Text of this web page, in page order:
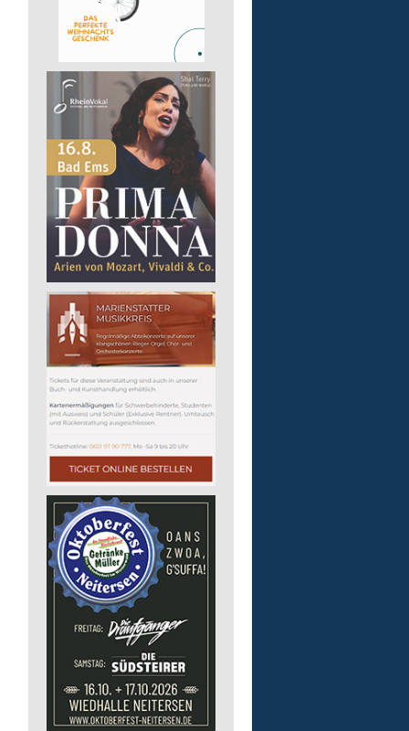
Pädagogische
für die Wohnstätte
Lebenshilfe im Landkreis
GmbH
57632 Flammersfeld